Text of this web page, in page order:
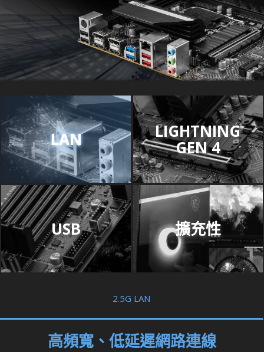
LAN LIGHTNING
GEN 4
USB 擴充性
2.5G LAN
高頻寬、低延遲網路連線